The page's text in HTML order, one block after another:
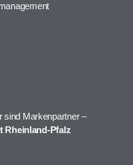
sind Markenpartner –
Rheinland-Pfalz